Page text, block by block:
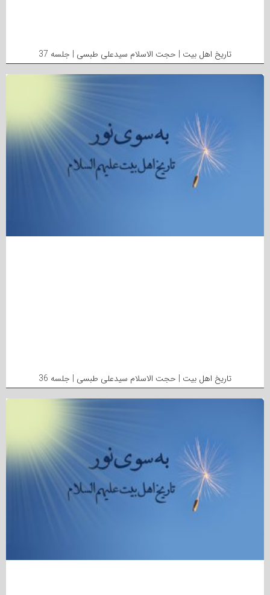
تاریخ اهل بیت | حجت الاسلام سیدعلی طبسی | جلسه 37
تاریخ اهل بیت | حجت الاسلام سیدعلی طبسی | جلسه 36